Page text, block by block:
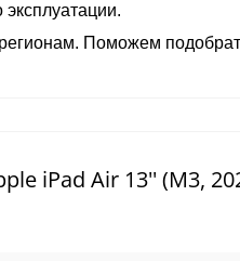
Поможем
iPad Air 13'' (M3,